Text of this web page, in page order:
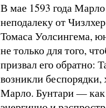
В мае 1593 года
неподалеку от
Томаса Уолсингема,
не только для того,
призвал его обратно:
возникли
Марло. Бунтари — как